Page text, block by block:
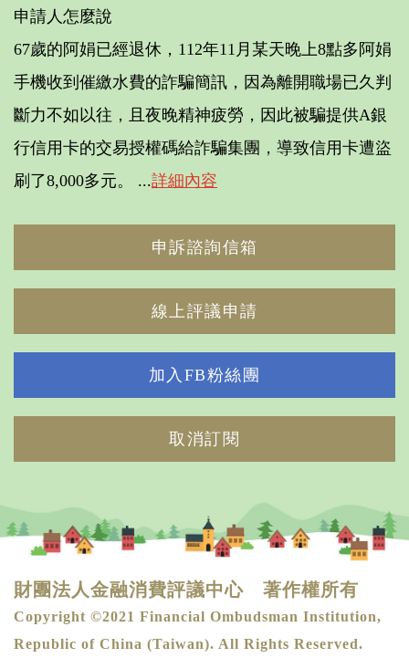
申請人怎麼說
67歲的阿娟已經退休，112年11月某天晚上8點多阿娟
手機收到催繳水費的詐騙簡訊，因為離開職場已久判
斷力不如以往，且夜晚精神疲勞，因此被騙提供A銀
行信用卡的交易授權碼給詐騙集團，導致信用卡遭盜
刷了8,000多元。 ...詳細內容
申訴諮詢信箱
線上評議申請
加入FB粉絲團
取消訂閱
財團法人金融消費評議中心 著作權所有
Copyright ©2021 Financial Ombudsman Institution,
Republic of China (Taiwan). All Rights Reserved.